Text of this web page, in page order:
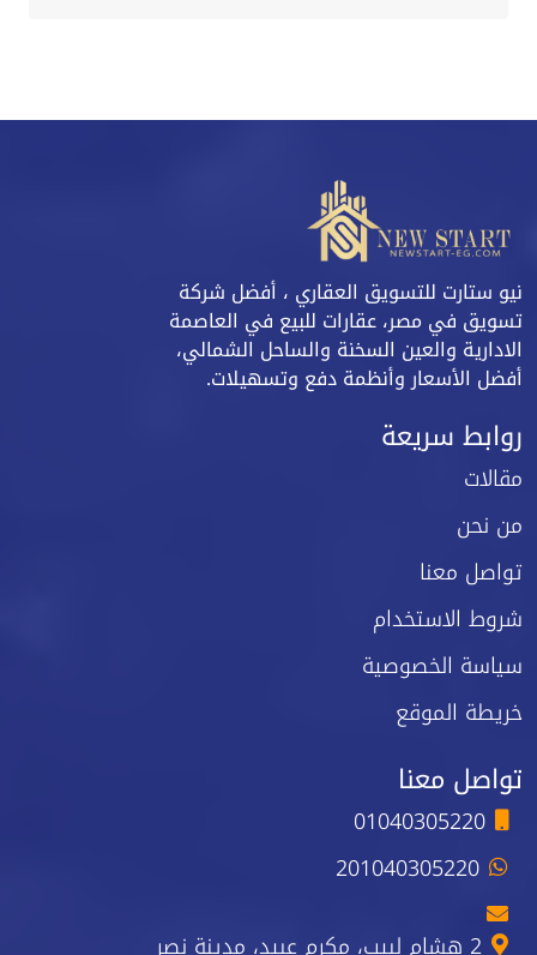
نيو ستارت للتسويق العقاري ، أفضل شركة
تسويق في مصر، عقارات للبيع في العاصمة
الادارية والعين السخنة والساحل الشمالي،
أفضل الأسعار وأنظمة دفع وتسهيلات.
روابط سريعة
مقالات
من نحن
تواصل معنا
شروط الاستخدام
سياسة الخصوصية
خريطة الموقع
تواصل معنا
01040305220
201040305220
2 هشام لبيب، مكرم عبيد، مدينة نصر